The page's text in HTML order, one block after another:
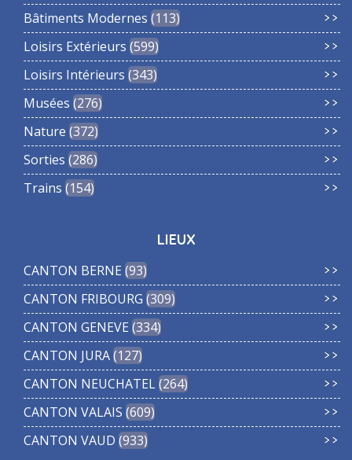
Bâtiments Modernes 113
Loisirs Extérieurs 599
Loisirs Intérieurs 343
Musées 276
Nature 372
Sorties 286
Trains 154
LIEUX
CANTON BERNE 93
CANTON FRIBOURG 309
CANTON GENEVE 334
CANTON JURA 127
CANTON NEUCHATEL 264
CANTON VALAIS 609
CANTON VAUD 933